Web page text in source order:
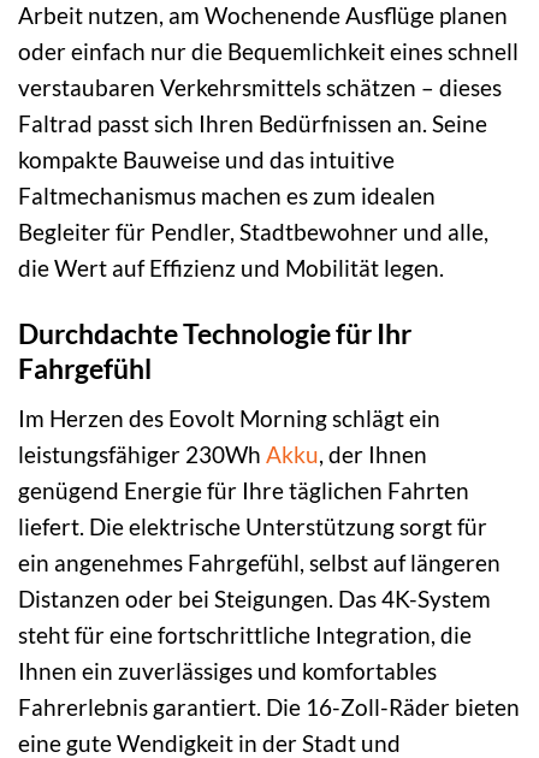
Arbeit nutzen, am Wochenende Ausflüge planen
oder einfach nur die Bequemlichkeit eines schnell
verstaubaren Verkehrsmittels schätzen – dieses
Faltrad passt sich Ihren Bedürfnissen an. Seine
kompakte Bauweise und das intuitive
Faltmechanismus machen es zum idealen
Begleiter für Pendler, Stadtbewohner und alle,
die Wert auf Effizienz und Mobilität legen.
Durchdachte Technologie für Ihr
Fahrgefühl
Im Herzen des Eovolt Morning schlägt ein
leistungsfähiger 230Wh Akku , der Ihnen
genügend Energie für Ihre täglichen Fahrten
liefert. Die elektrische Unterstützung sorgt für
ein angenehmes Fahrgefühl, selbst auf längeren
Distanzen oder bei Steigungen. Das 4K-System
steht für eine fortschrittliche Integration, die
Ihnen ein zuverlässiges und komfortables
Fahrerlebnis garantiert. Die 16-Zoll-Räder bieten
eine gute Wendigkeit in der Stadt und